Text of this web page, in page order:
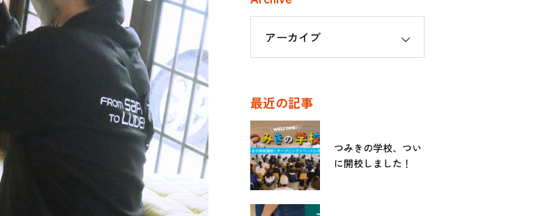
最近の記事
つみきの学校、つい
に開校しました！